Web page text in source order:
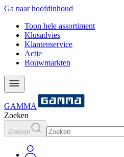
Ga naar hoofdinhoud
Toon hele assortiment
Klusadvies
Klantenservice
Actie
Bouwmarkten
GAMMA
Zoeken
Zoeken